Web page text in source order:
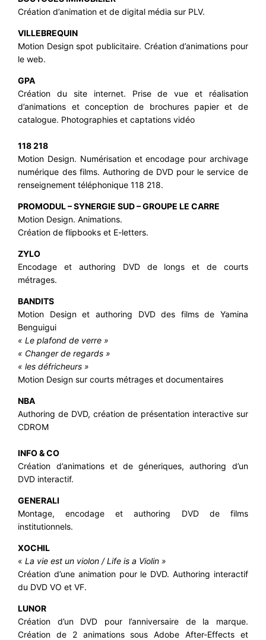
Création d’animation et de digital média sur PLV.
VILLEBREQUIN
Motion Design spot publicitaire. Création d’animations pour
le web.
GPA
Création du site internet. Prise de vue et réalisation
d’animations et conception de brochures papier et de
catalogue. Photographies et captations vidéo
118 218
Motion Design. Numérisation et encodage pour archivage
numérique des films. Authoring de DVD pour le service de
renseignement téléphonique 118 218.
PROMODUL – SYNERGIE SUD – GROUPE LE CARRE
Motion Design. Animations.
Création de flipbooks et E-letters.
ZYLO
Encodage et authoring DVD de longs et de courts
métrages.
BANDITS
Motion Design et authoring DVD des films de Yamina
Benguigui
« Le plafond de verre »
« Changer de regards »
« les défricheurs »
Motion Design sur courts métrages et documentaires
NBA
Authoring de DVD, création de présentation interactive sur
CDROM
INFO & CO
Création d’animations et de géneriques, authoring d’un
DVD interactif.
GENERALI
Montage, encodage et authoring DVD de films
institutionnels.
XOCHIL
«La vie est un violon / Life is a Violin »
Création d’une animation pour le DVD. Authoring interactif
du DVD VO et VF.
LUNOR
Création d’un DVD pour l’anniversaire de la marque.
Création de 2 animations sous Adobe After-Effects et